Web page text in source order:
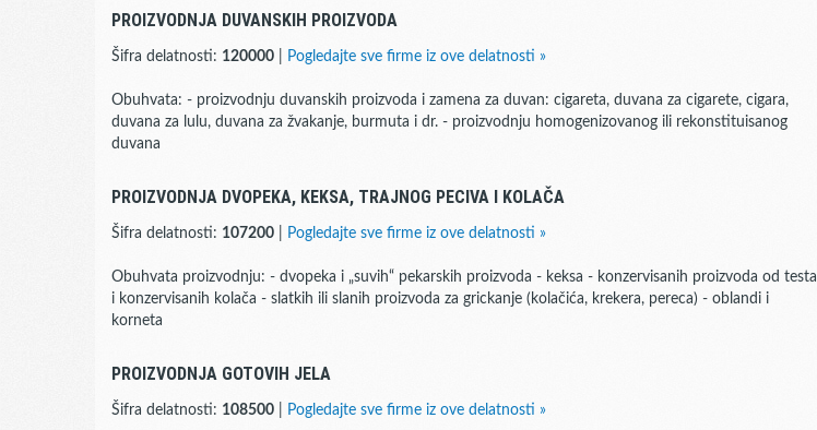
PROIZVODNJA DUVANSKIH PROIZVODA
Šifra delatnosti: 120000 Pogledajte sve firme iz ove delatnosti »
Obuhvata: - proizvodnju duvanskih proizvoda i zamena za duvan: cigareta, duvana za cigarete, cigara,
duvana za lulu, duvana za žvakanje, burmuta i dr. - proizvodnju homogenizovanog ili rekonstituisanog
duvana
PROIZVODNJA DVOPEKA, KEKSA, TRAJNOG PECIVA I KOLAČA
Šifra delatnosti: 107200 Pogledajte sve firme iz ove delatnosti »
Obuhvata proizvodnju: - dvopeka i „suvih“ pekarskih proizvoda - keksa - konzervisanih proizvoda od testa
i konzervisanih kolača - slatkih ili slanih proizvoda za grickanje (kolačića, krekera, pereca) - oblandi i
korneta
PROIZVODNJA GOTOVIH JELA
Šifra delatnosti: 108500 Pogledajte sve firme iz ove delatnosti »